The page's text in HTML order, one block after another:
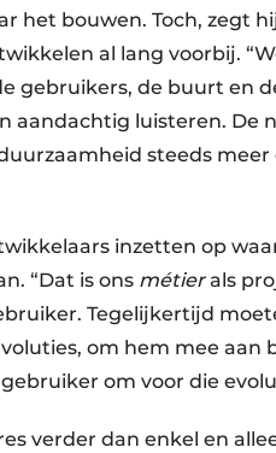
het bouwen. Toch, zegt
al lang voorbij.
gebruikers, de buurt en
aandachtig luisteren. De
steeds
inzetten op
“Dat is ons métierals
Tegelijkertijd
om hem mee aan
om voor die
verder dan enkel en